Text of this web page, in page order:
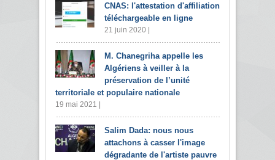
CNAS: l'attestation d'affiliation
téléchargeable en ligne
21 juin 2020 |
M. Chanegriha appelle les
Algériens à veiller à la
préservation de l’unité
territoriale et populaire nationale
19 mai 2021 |
Salim Dada: nous nous
attachons à casser l'image
dégradante de l'artiste pauvre